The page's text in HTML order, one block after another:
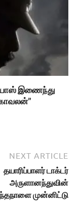
இணைந்து
NEXT ARTICLE
தயாரிப்பாளர் டாக்டர்
அருளானந்துவின்
முன்னிட்டு